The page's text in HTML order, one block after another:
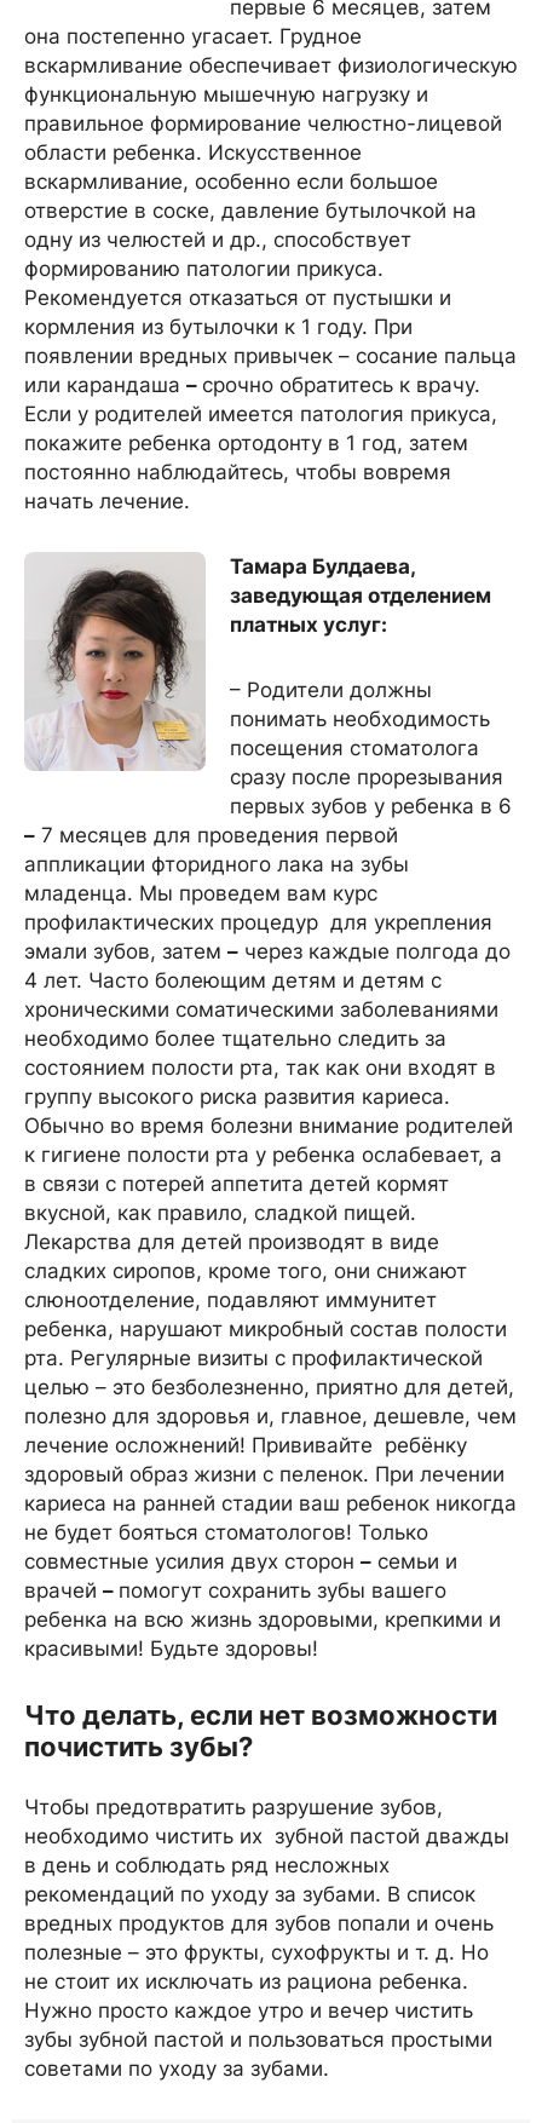
первые 6 месяцев, затем
она постепенно угасает. Грудное
вскармливание обеспечивает физиологическую
функциональную мышечную нагрузку и
правильное формирование челюстно-лицевой
области ребенка. Искусственное
вскармливание, особенно если большое
отверстие в соске, давление бутылочкой на
одну из челюстей и др., способствует
формированию патологии прикуса.
Рекомендуется отказаться от пустышки и
кормления из бутылочки к 1 году. При
появлении вредных привычек – сосание пальца
или карандаша – срочно обратитесь к врачу.
Если у родителей имеется патология прикуса,
покажите ребенка ортодонту в 1 год, затем
постоянно наблюдайтесь, чтобы вовремя
начать лечение.
Тамара Булдаева,
заведующая отделением
платных услуг:
– Родители должны
понимать необходимость
посещения стоматолога
сразу после прорезывания
первых зубов у ребенка в 6
– 7 месяцев для проведения первой
аппликации фторидного лака на зубы
младенца. Мы проведем вам курс
профилактических процедур для укрепления
эмали зубов, затем – через каждые полгода до
4 лет. Часто болеющим детям и детям с
хроническими соматическими заболеваниями
необходимо более тщательно следить за
состоянием полости рта, так как они входят в
группу высокого риска развития кариеса.
Обычно во время болезни внимание родителей
к гигиене полости рта у ребенка ослабевает, а
в связи с потерей аппетита детей кормят
вкусной, как правило, сладкой пищей.
Лекарства для детей производят в виде
сладких сиропов, кроме того, они снижают
слюноотделение, подавляют иммунитет
ребенка, нарушают микробный состав полости
рта. Регулярные визиты с профилактической
целью – это безболезненно, приятно для детей,
полезно для здоровья и, главное, дешевле, чем
лечение осложнений! Прививайте ребёнку
здоровый образ жизни с пеленок. При лечении
кариеса на ранней стадии ваш ребенок никогда
не будет бояться стоматологов! Только
совместные усилия двух сторон – семьи и
врачей – помогут сохранить зубы вашего
ребенка на всю жизнь здоровыми, крепкими и
красивыми! Будьте здоровы!
Что делать, если нет возможности
почистить зубы?
Чтобы предотвратить разрушение зубов,
необходимо чистить их зубной пастой дважды
в день и соблюдать ряд несложных
рекомендаций по уходу за зубами. В список
вредных продуктов для зубов попали и очень
полезные – это фрукты, сухофрукты и т. д. Но
не стоит их исключать из рациона ребенка.
Нужно просто каждое утро и вечер чистить
зубы зубной пастой и пользоваться простыми
советами по уходу за зубами.